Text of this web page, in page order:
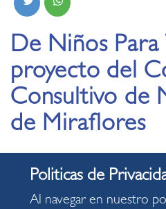
De Niños Para
proyecto del
Consultivo de
de Miraflores
29.08.2020
Los integrantes del Concejo
Al navegar en nuestro